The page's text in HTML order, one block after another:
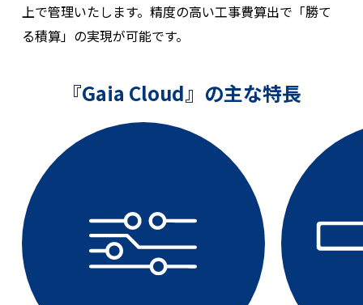
上で管理いたします。 精度の高い工事費算出で「勝て
る積算」の実現が可能です。
『Gaia Cloud』の主な特長